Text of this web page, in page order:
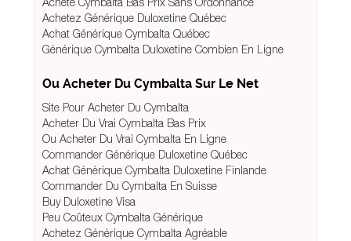
Achetez Générique Duloxetine Québec
Achat Générique Cymbalta Québec
Générique Cymbalta Duloxetine Combien En Ligne
Ou Acheter Du Cymbalta Sur Le Net
Site Pour Acheter Du Cymbalta
Acheter Du Vrai Cymbalta Bas Prix
Ou Acheter Du Vrai Cymbalta En Ligne
Commander Générique Duloxetine Québec
Achat Générique Cymbalta Duloxetine Finlande
Commander Du Cymbalta En Suisse
Buy Duloxetine Visa
Peu Coûteux Cymbalta Générique
Achetez Générique Cymbalta Agréable